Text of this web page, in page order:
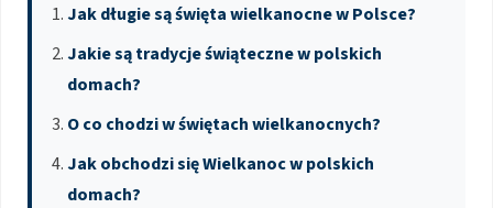
Jak długie są święta wielkanocne w Polsce?
Jakie są tradycje świąteczne w polskich
domach?
O co chodzi w świętach wielkanocnych?
Jak obchodzi się Wielkanoc w polskich
domach?